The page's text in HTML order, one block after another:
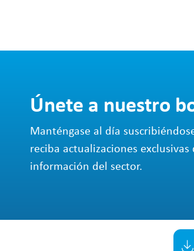
Únete a nuestro
Manténgase al día
reciba actualizaciones
información del sector.